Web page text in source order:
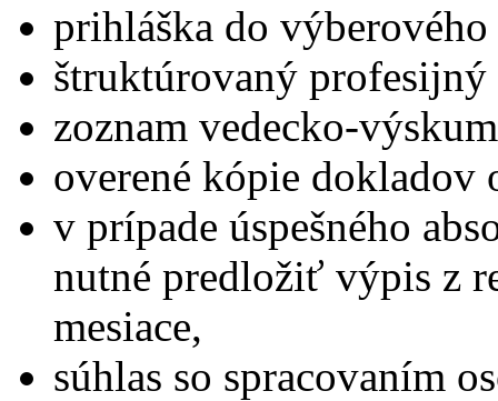
prihláška do
štruktúrovaný
zoznam vedecko-
overené kópie dokladov
v prípade úspešného
nutné predložiť výpis z
mesiace,
súhlas so spracovaním